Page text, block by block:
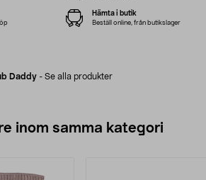
Daddy - Se alla produkter
Hämta i butik
Beställ online, från butikslager
inom samma kategori